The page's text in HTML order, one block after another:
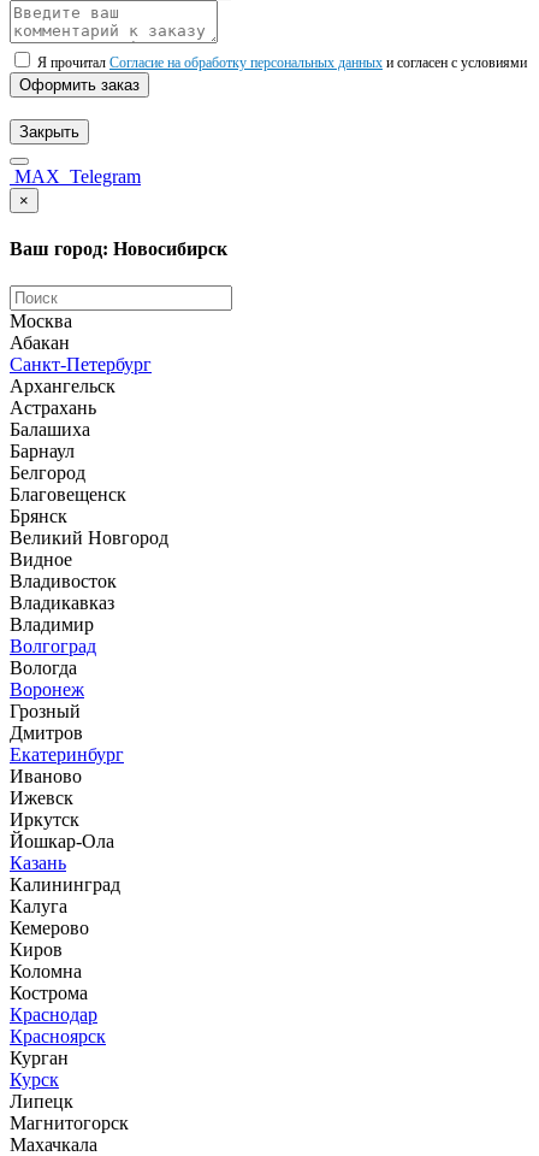
Я прочитал Согласие на обработку персональных данных и согласен с условиями
Оформить заказ
Закрыть
MAX Telegram
×
Ваш город: Новосибирск
Москва
Абакан
Санкт-Петербург
Архангельск
Астрахань
Балашиха
Барнаул
Белгород
Благовещенск
Брянск
Великий Новгород
Видное
Владивосток
Владикавказ
Владимир
Волгоград
Вологда
Воронеж
Грозный
Дмитров
Екатеринбург
Иваново
Ижевск
Иркутск
Йошкар-Ола
Казань
Калининград
Калуга
Кемерово
Киров
Коломна
Кострома
Краснодар
Красноярск
Курган
Курск
Липецк
Магнитогорск
Махачкала